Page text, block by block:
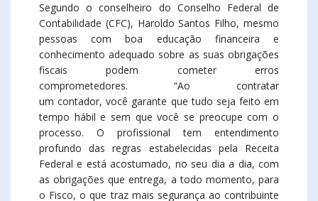
Segundo o conselheiro do Conselho Federal de
Contabilidade (CFC), Haroldo Santos Filho, mesmo
pessoas com boa educação financeira e
conhecimento adequado sobre as suas obrigações
fiscais podem cometer erros
comprometedores. “Ao contratar
um contador, você garante que tudo seja feito em
tempo hábil e sem que você se preocupe com o
processo. O profissional tem entendimento
profundo das regras estabelecidas pela Receita
Federal e está acostumado, no seu dia a dia, com
as obrigações que entrega, a todo momento, para
o Fisco, o que traz mais segurança ao contribuinte